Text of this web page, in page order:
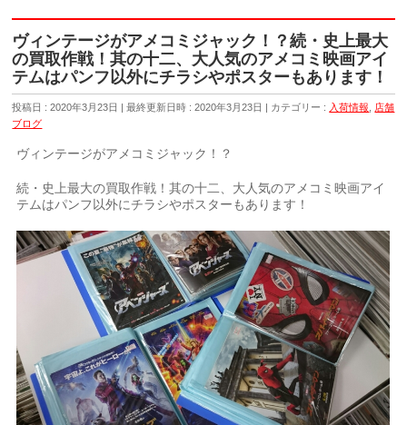
ヴィンテージがアメコミジャック！？続・史上最大
の買取作戦！其の十二、大人気のアメコミ映画アイ
テムはパンフ以外にチラシやポスターもあります！
投稿日 : 2020年3月23日 最終更新日時 : 2020年3月23日 カテゴリー : 入荷情報, 店舗
ブログ
ヴィンテージがアメコミジャック！？
続・史上最大の買取作戦！其の十二、大人気のアメコミ映画アイ
テムはパンフ以外にチラシやポスターもあります！